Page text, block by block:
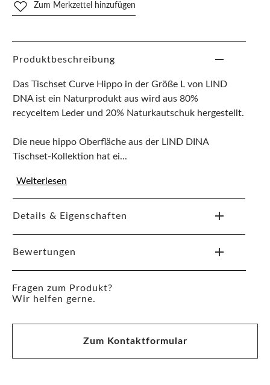
Zum Merkzettel hinzufügen
Produktbeschreibung
Das Tischset Curve Hippo in der Größe L von LIND
DNA ist ein Naturprodukt aus wird aus 80%
recyceltem Leder und 20% Naturkautschuk hergestellt.
Die neue hippo Oberfläche aus der LIND DINA
Tischset-Kollektion hat ei...
Weiterlesen
Details & Eigenschaften
Bewertungen
Fragen zum Produkt?
Wir helfen gerne.
Zum Kontaktformular